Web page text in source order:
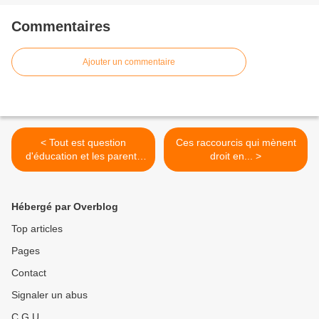
Commentaires
Ajouter un commentaire
< Tout est question
d'éducation et les parents
de...
Ces raccourcis qui mènent
droit en... >
Hébergé par Overblog
Top articles
Pages
Contact
Signaler un abus